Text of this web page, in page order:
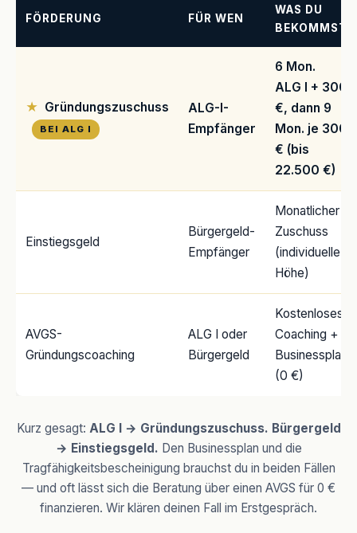
FÖRDERUNG FÜR WEN
WAS DU
BEKOMMST
Gründungszuschuss
BEI ALG I
ALG-I-
Empfänger
6 Mon.
ALG I + 300
€, dann 9
Mon. je 300
€ (bis
22.500 €)
Einstiegsgeld
Bürgergeld-
Empfänger
Monatlicher
Zuschuss
(individuelle
Höhe)
AVGS-
Gründungscoaching
ALG I oder
Bürgergeld
Kostenloses
Coaching +
Businessplan
(0 €)
Kurz gesagt: ALG I → Gründungszuschuss. Bürgergeld
→ Einstiegsgeld. Den Businessplan und die
Tragfähigkeitsbescheinigung brauchst du in beiden Fällen
— und oft lässt sich die Beratung über einen AVGS für 0 €
finanzieren. Wir klären deinen Fall im Erstgespräch.